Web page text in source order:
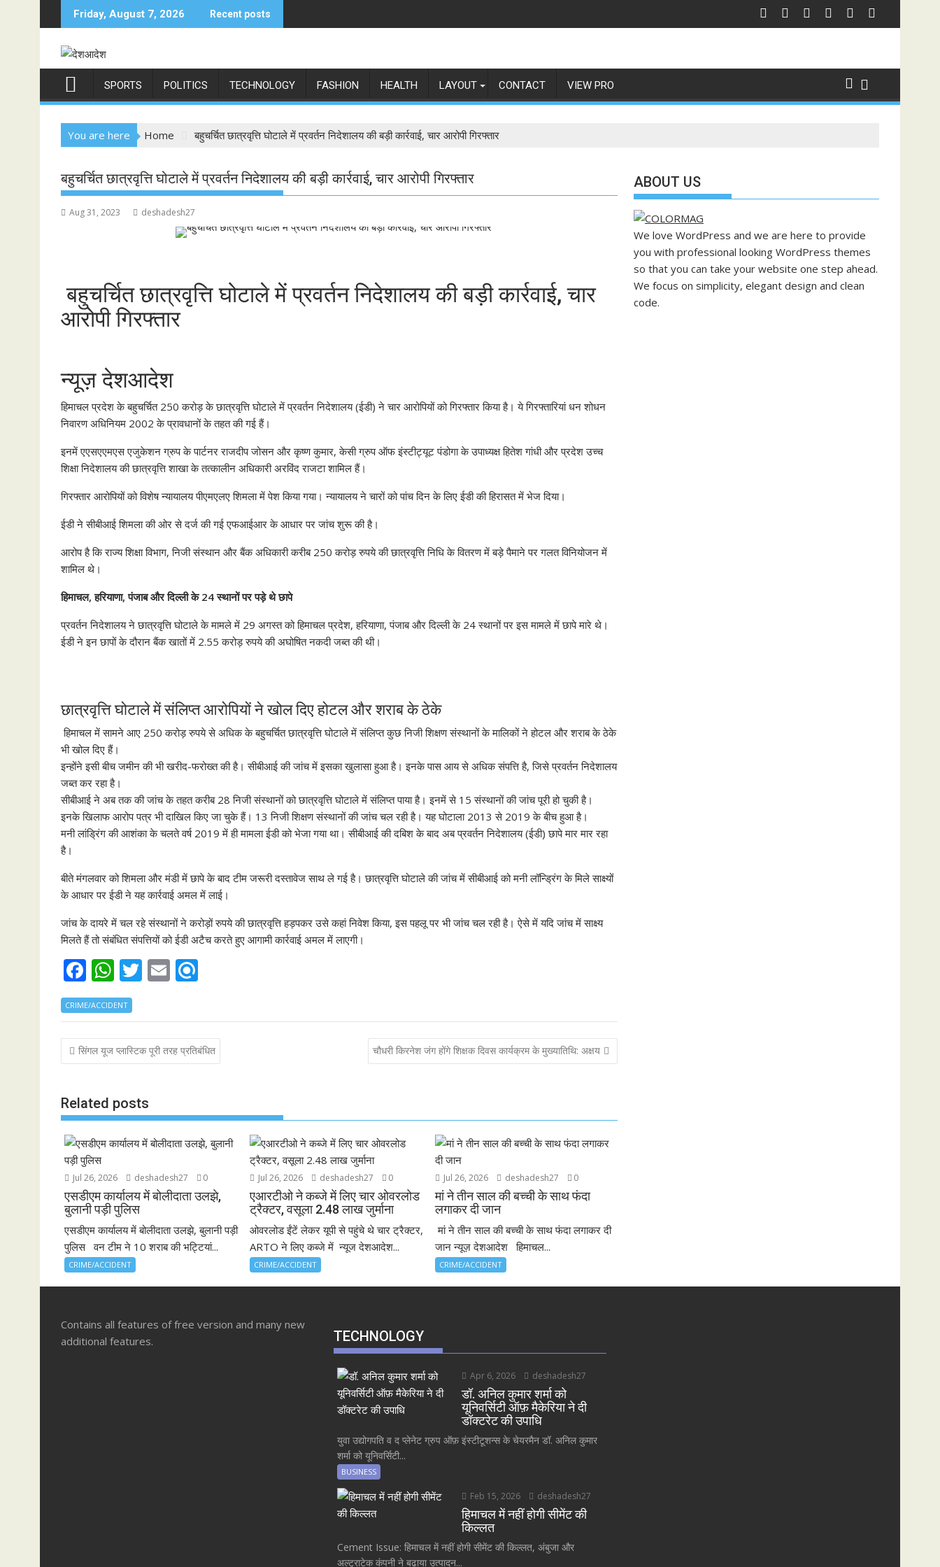
to
Friday, August 7, 2026 Recent posts
SPORTS POLITICS TECHNOLOGY FASHION HEALTH LAYOUT CONTACT VIEW PRO
You are here Home बहुचर्चित छात्रवृत्ति घोटाले में प्रवर्तन निदेशालय की बड़ी कार्रवाई, चार आरोपी गिरफ्तार
बहुचर्चित छात्रवृत्ति घोटाले में प्रवर्तन निदेशालय की बड़ी कार्रवाई, चार आरोपी गिरफ्तार
Aug 31, 2023 deshadesh27
बहुचर्चित छात्रवृत्ति घोटाले में प्रवर्तन निदेशालय की बड़ी कार्रवाई, चार
आरोपी गिरफ्तार
न्यूज़ देशआदेश
हिमाचल प्रदेश के बहुचर्चित 250 करोड़ के छात्रवृत्ति घोटाले में प्रवर्तन निदेशालय (ईडी) ने चार आरोपियों को गिरफ्तार किया है। ये गिरफ्तारियां धन शोधन
निवारण अधिनियम 2002 के प्रावधानों के तहत की गई हैं।
इनमें एएसएएमएस एजुकेशन ग्रुप के पार्टनर राजदीप जोसन और कृष्ण कुमार, केसी ग्रुप ऑफ इंस्टीट्यूट पंडोगा के उपाध्यक्ष हितेश गांधी और प्रदेश उच्च
शिक्षा निदेशालय की छात्रवृत्ति शाखा के तत्कालीन अधिकारी अरविंद राजटा शामिल हैं।
गिरफ्तार आरोपियों को विशेष न्यायालय पीएमएलए शिमला में पेश किया गया। न्यायालय ने चारों को पांच दिन के लिए ईडी की हिरासत में भेज दिया।
ईडी ने सीबीआई शिमला की ओर से दर्ज की गई एफआईआर के आधार पर जांच शुरू की है।
आरोप है कि राज्य शिक्षा विभाग, निजी संस्थान और बैंक अधिकारी करीब 250 करोड़ रुपये की छात्रवृत्ति निधि के वितरण में बड़े पैमाने पर गलत विनियोजन में
शामिल थे।
हिमाचल, हरियाणा, पंजाब और दिल्ली के 24 स्थानों पर पड़े थे छापे
प्रवर्तन निदेशालय ने छात्रवृत्ति घोटाले के मामले में 29 अगस्त को हिमाचल प्रदेश, हरियाणा, पंजाब और दिल्ली के 24 स्थानों पर इस मामले में छापे मारे थे।
ईडी ने इन छापों के दौरान बैंक खातों में 2.55 करोड़ रुपये की अघोषित नकदी जब्त की थी।
छात्रवृत्ति घोटाले में संलिप्त आरोपियों ने खोल दिए होटल और शराब के ठेके
हिमाचल में सामने आए 250 करोड़ रुपये से अधिक के बहुचर्चित छात्रवृत्ति घोटाले में संलिप्त कुछ निजी शिक्षण संस्थानों के मालिकों ने होटल और शराब के ठेके
भी खोल दिए हैं।
इन्होंने इसी बीच जमीन की भी खरीद-फरोख्त की है। सीबीआई की जांच में इसका खुलासा हुआ है। इनके पास आय से अधिक संपत्ति है, जिसे प्रवर्तन निदेशालय
जब्त कर रहा है।
सीबीआई ने अब तक की जांच के तहत करीब 28 निजी संस्थानों को छात्रवृत्ति घोटाले में संलिप्त पाया है। इनमें से 15 संस्थानों की जांच पूरी हो चुकी है।
इनके खिलाफ आरोप पत्र भी दाखिल किए जा चुके हैं। 13 निजी शिक्षण संस्थानों की जांच चल रही है। यह घोटाला 2013 से 2019 के बीच हुआ है।
मनी लांड्रिंग की आशंका के चलते वर्ष 2019 में ही मामला ईडी को भेजा गया था। सीबीआई की दबिश के बाद अब प्रवर्तन निदेशालय (ईडी) छापे मार मार रहा
है।
बीते मंगलवार को शिमला और मंडी में छापे के बाद टीम जरूरी दस्तावेज साथ ले गई है। छात्रवृत्ति घोटाले की जांच में सीबीआई को मनी लॉन्ड्रिंग के मिले साक्ष्यों
के आधार पर ईडी ने यह कार्रवाई अमल में लाई।
जांच के दायरे में चल रहे संस्थानों ने करोड़ों रुपये की छात्रवृत्ति हड़पकर उसे कहां निवेश किया, इस पहलू पर भी जांच चल रही है। ऐसे में यदि जांच में साक्ष्य
मिलते हैं तो संबंधित संपत्तियों को ईडी अटैच करते हुए आगामी कार्रवाई अमल में लाएगी।
F
ac
e
b
o
k
W
h
at
s
A
p
T
itt
er
E
ai
l
i
n
d
CRIME/ACCIDENT
Post
navigation
सिंगल यूज प्लास्टिक पूरी तरह प्रतिबंधित चौधरी किरनेश जंग होंगे शिक्षक दिवस कार्यक्रम के मुख्यातिथि: अक्षय
Related posts
Jul 26, 2026 deshadesh27 0
एसडीएम कार्यालय में बोलीदाता उलझे,
बुलानी पड़ी पुलिस
एसडीएम कार्यालय में बोलीदाता उलझे, बुलानी पड़ी
पुलिस वन टीम ने 10 शराब की भट्टियां...
CRIME/ACCIDENT
Jul 26, 2026 deshadesh27 0
एआरटीओ ने कब्जे में लिए चार ओवरलोड
ट्रैक्टर, वसूला 2.48 लाख जुर्माना
ओवरलोड ईंटें लेकर यूपी से पहुंचे थे चार ट्रैक्टर,
ARTO ने लिए कब्जे में न्यूज देशआदेश...
CRIME/ACCIDENT
Jul 26, 2026 deshadesh27 0
मां ने तीन साल की बच्ची के साथ फंदा
लगाकर दी जान
मां ने तीन साल की बच्ची के साथ फंदा लगाकर दी
जान न्यूज़ देशआदेश हिमाचल...
CRIME/ACCIDENT
ABOUT US
We love WordPress and we are here to provide
you with professional looking WordPress themes
so that you can take your website one step ahead.
We focus on simplicity, elegant design and clean
code.
Contains all features of free version and many new
additional features.
TECHNOLOGY
Apr 6, 2026 deshadesh27
डॉ. अनिल कुमार शर्मा को
यूनिवर्सिटी ऑफ़ मैकेरिया ने दी
डॉक्टरेट की उपाधि
युवा उद्योगपति व द प्लेनेट ग्रुप ऑफ़ इंस्टीटूशन्स के चेयरमैन डॉ. अनिल कुमार
शर्मा को यूनिवर्सिटी...
BUSINESS
Feb 15, 2026 deshadesh27
हिमाचल में नहीं होगी सीमेंट की
किल्लत
Cement Issue: हिमाचल में नहीं होगी सीमेंट की किल्लत, अंबुजा और
अल्ट्राटेक कंपनी ने बढ़ाया उत्पादन...